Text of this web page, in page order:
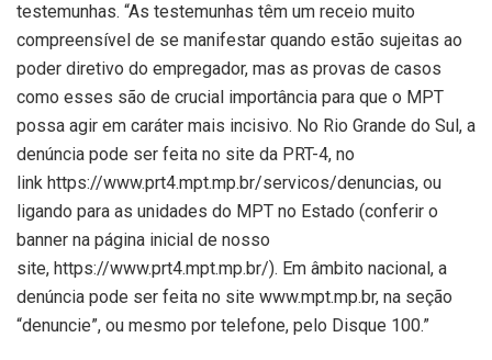
testemunhas. “As testemunhas têm um receio muito
compreensível de se manifestar quando estão sujeitas ao
poder diretivo do empregador, mas as provas de casos
como esses são de crucial importância para que o MPT
possa agir em caráter mais incisivo. No Rio Grande do Sul, a
denúncia pode ser feita no site da PRT-4, no
link https://www.prt4.mpt.mp.br/servicos/denuncias, ou
ligando para as unidades do MPT no Estado (conferir o
banner na página inicial de nosso
site, https://www.prt4.mpt.mp.br/). Em âmbito nacional, a
denúncia pode ser feita no site www.mpt.mp.br, na seção
“denuncie”, ou mesmo por telefone, pelo Disque 100.”